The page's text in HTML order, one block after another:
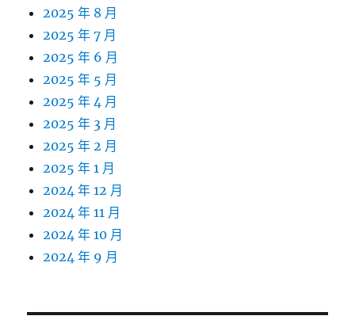
2025 年 8 月
2025 年 7 月
2025 年 6 月
2025 年 5 月
2025 年 4 月
2025 年 3 月
2025 年 2 月
2025 年 1 月
2024 年 12 月
2024 年 11 月
2024 年 10 月
2024 年 9 月